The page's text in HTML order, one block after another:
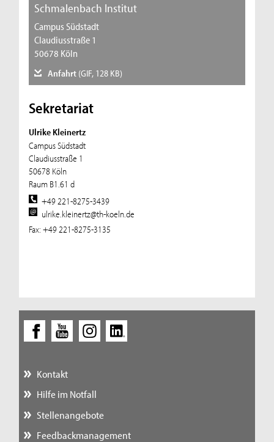
Schmalenbach Institut
Campus Südstadt
Claudiusstraße 1
50678 Köln
Anfahrt (GIF, 128 KB)
Sekretariat
Ulrike Kleinertz
Campus Südstadt
Claudiusstraße 1
50678 Köln
Raum B1.61 d
+49 221-8275-3439
ulrike.kleinertz@th-koeln.de
Fax: +49 221-8275-3135
Kontakt
Hilfe im Notfall
Stellenangebote
Feedbackmanagement